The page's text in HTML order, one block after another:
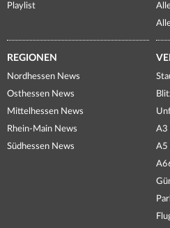
Playlist
REGIONEN
Nordhessen News
Osthessen News
Mittelhessen News
Rhein-Main News
Südhessen News
A3
A5